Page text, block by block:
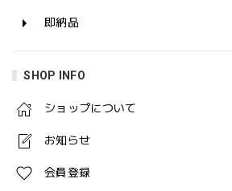
即納品
SHOP INFO
ショップについて
お知らせ
会員登録